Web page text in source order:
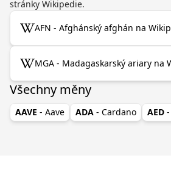
stránky Wikipedie.
AFN - Afghánský afghán na
MGA - Madagaskarský ariary na
Všechny měny
AAVE - Aave ADA - Cardano AED